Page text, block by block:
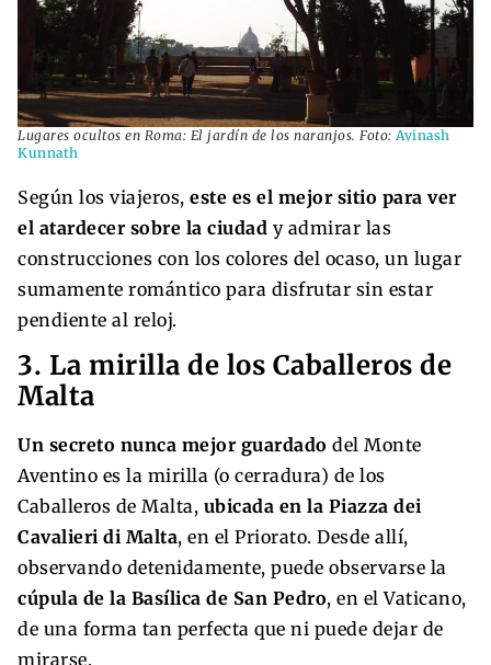
Lugares ocultos en Roma: El jardín de los naranjos. Foto: Avinash
Kunnath
Según los viajeros, este es el mejor sitio para ver
el atardecer sobre la ciudad y admirar las
construcciones con los colores del ocaso, un lugar
sumamente romántico para disfrutar sin estar
pendiente al reloj.
3. La mirilla de los Caballeros de
Malta
Un secreto nunca mejor guardado del Monte
Aventino es la mirilla (o cerradura) de los
Caballeros de Malta, ubicada en la Piazza dei
Cavalieri di Malta, en el Priorato. Desde allí,
observando detenidamente, puede observarse la
cúpula de la Basílica de San Pedro, en el Vaticano,
de una forma tan perfecta que ni puede dejar de
mirarse.